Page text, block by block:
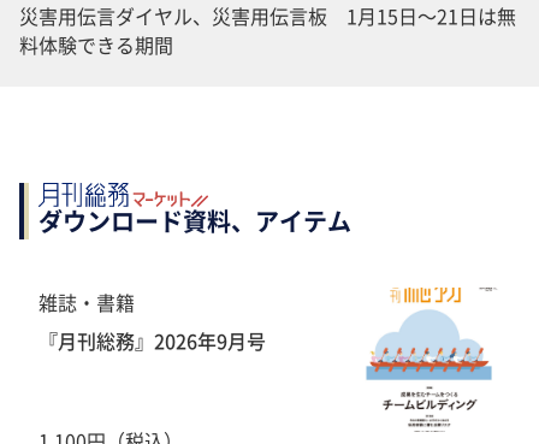
災害用伝言ダイヤル、災害用伝言板 1月15日～21日は無
料体験できる期間
ダウンロード資料、アイテム
雑誌・書籍
『月刊総務』2026年9月号